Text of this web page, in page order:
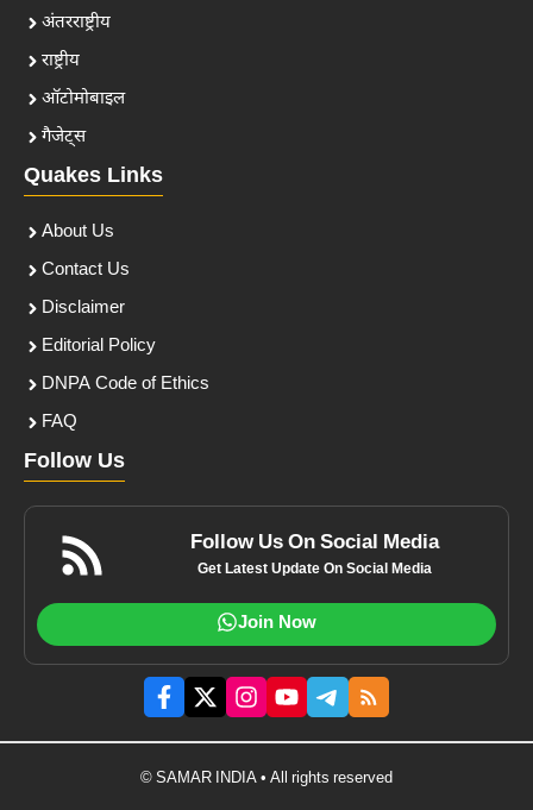
अंतरराष्ट्रीय
राष्ट्रीय
ऑटोमोबाइल
गैजेट्स
Quakes Links
About Us
Contact Us
Disclaimer
Editorial Policy
DNPA Code of Ethics
FAQ
Follow Us
Follow Us On Social Media
Get Latest Update On Social Media
Join Now
© SAMAR INDIA • All rights reserved